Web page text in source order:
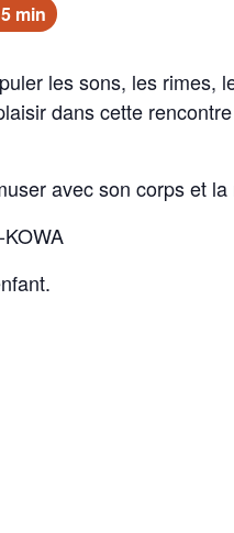
min
les sons, les rimes,
dans cette
avec son corps et la